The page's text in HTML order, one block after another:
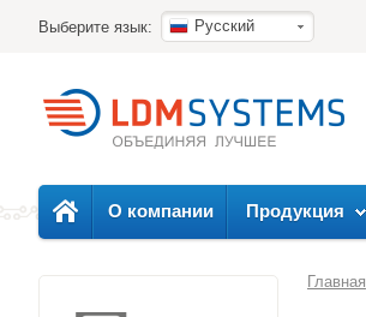
Выберите язык: Русский
О компании Продукция
Главная